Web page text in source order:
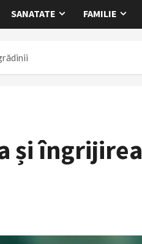
SANATATE FAMILIE
și îngrijirea